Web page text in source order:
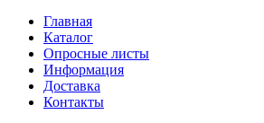
Главная
Каталог
Опросные листы
Информация
Доставка
Контакты